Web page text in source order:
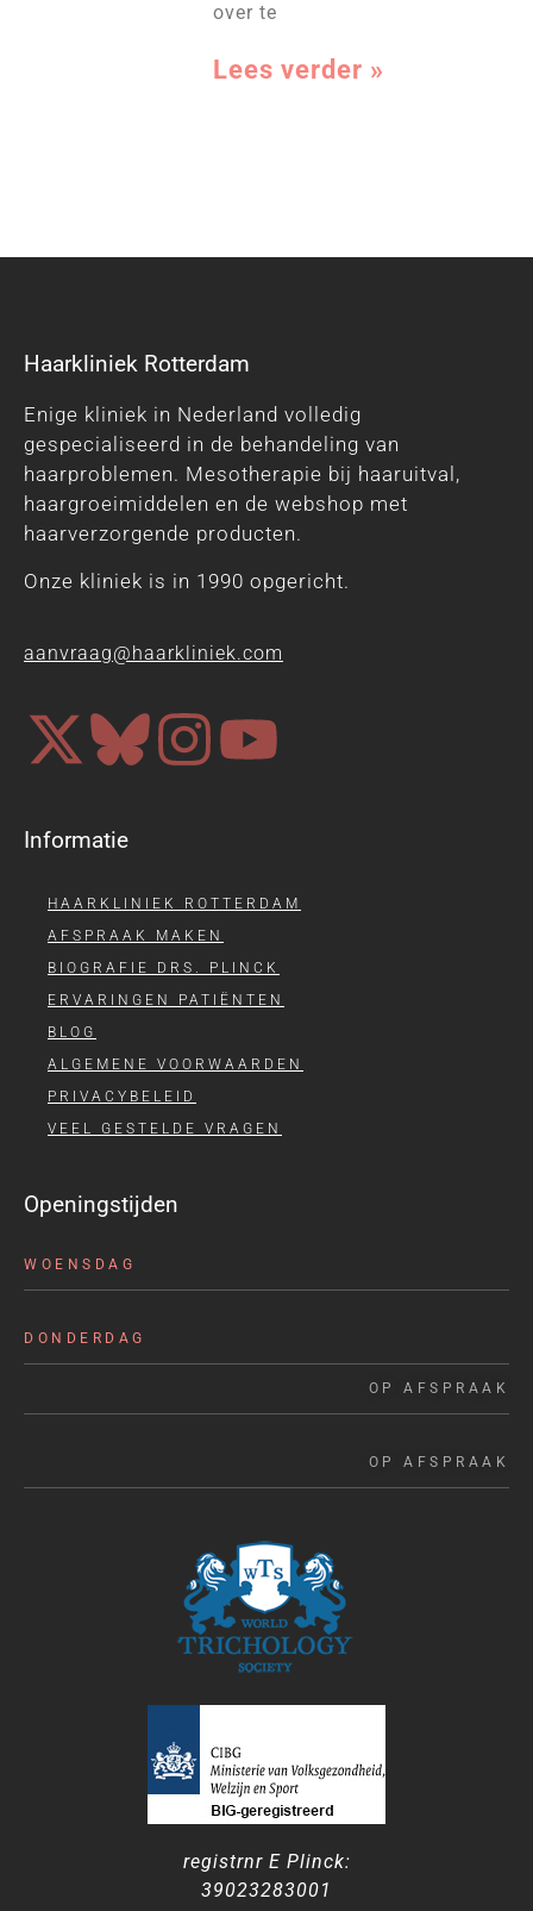
over te
Lees verder »
Haarkliniek Rotterdam
Enige kliniek in Nederland volledig
gespecialiseerd in de behandeling van
haarproblemen. Mesotherapie bij haaruitval,
haargroeimiddelen en de webshop met
haarverzorgende producten.
Onze kliniek is in 1990 opgericht.
aanvraag@haarkliniek.com
Informatie
HAARKLINIEK ROTTERDAM
AFSPRAAK MAKEN
BIOGRAFIE DRS. PLINCK
ERVARINGEN PATIËNTEN
BLOG
ALGEMENE VOORWAARDEN
PRIVACYBELEID
VEEL GESTELDE VRAGEN
Openingstijden
WOENSDAG
DONDERDAG
OP AFSPRAAK
OP AFSPRAAK
registrnr E Plinck:
39023283001